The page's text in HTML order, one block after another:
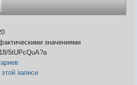
значениями
5tUPcQuA?a
записи